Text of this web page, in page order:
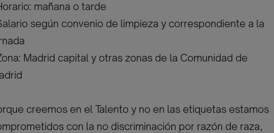
mañana o tarde
según convenio de limpieza y correspondiente a la
Madrid capital y otras zonas de la Comunidad de
creemos en el Talento y no en las etiquetas estamos
con la no discriminación por razón de raza,